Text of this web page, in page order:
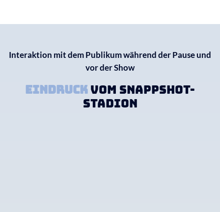
Interaktion mit dem Publikum während der Pause und
vor der Show
EINDRUCK VOM SNAPPSHOT-
STADION